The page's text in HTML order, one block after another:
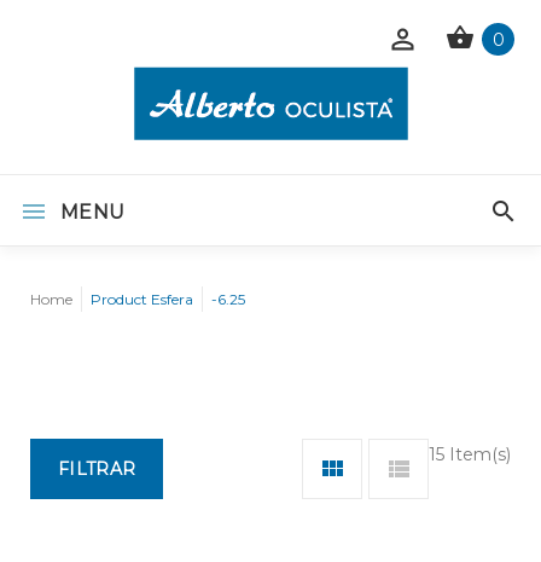
0
MENU
Home Product Esfera -6.25
15 Item(s)
FILTRAR